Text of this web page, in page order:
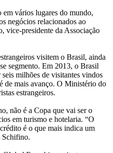
vários lugares do mundo,
negócios relacionados ao
vice-presidente da Associação
visitem o Brasil, ainda
segmento. Em 2013, o Brasil
milhões de visitantes vindos
de mais avanço. O Ministério do
estrangeiros.
não é a Copa que vai ser o
em turismo e hotelaria. “O
é o que mais indica um
Schifino.